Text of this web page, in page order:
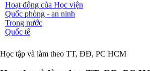
Hoạt động của Học viện
Quốc phòng - an ninh
Trong nước
Quốc tế
Học tập và làm theo TT, ĐĐ, PC HCM